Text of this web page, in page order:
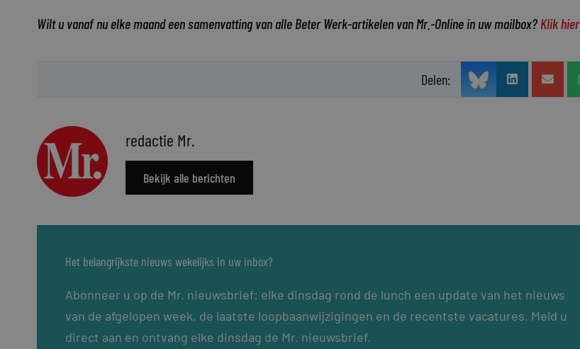
Wilt u vanaf nu elke maand een samenvatting van alle Beter Werk-artikelen van Mr.-Online in uw mailbox? Klik hier
Delen:
redactie Mr.
Bekijk alle berichten
Het belangrijkste nieuws wekelijks in uw inbox?
Abonneer u op de Mr. nieuwsbrief: elke dinsdag rond de lunch een update van het nieuws
van de afgelopen week, de laatste loopbaanwijzigingen en de recentste vacatures. Meld u
direct aan en ontvang elke dinsdag de Mr. nieuwsbrief.